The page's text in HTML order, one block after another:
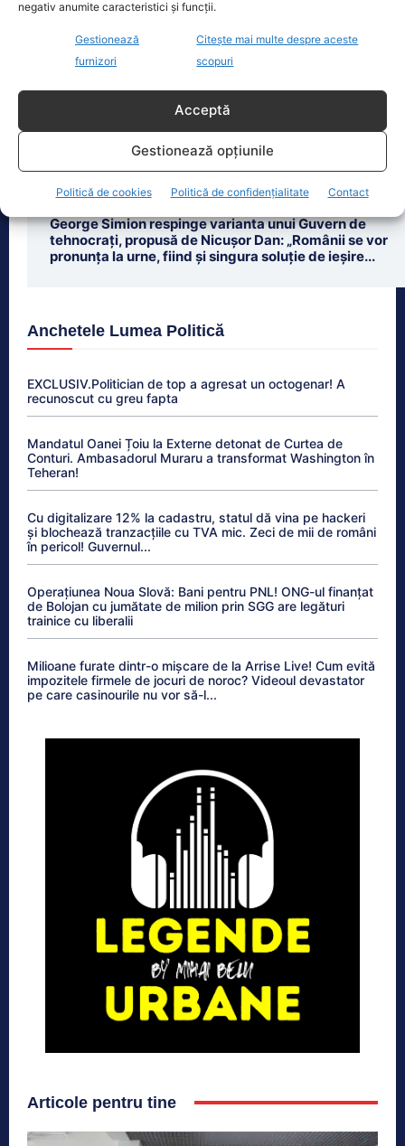
negativ anumite caracteristici și funcții.
Gestionează
furnizori
Citește mai multe despre aceste
scopuri
Acceptă
Gestionează opțiunile
Politică de cookies Politică de confidențialitate Contact
Ultimele știri
Veterinar reținut pentru uciderea ilegală a câinilor.
Fiul primarului din Berchișești ar fi eutanasiat sute
Românii susțin apartenența la UE, dar sunt
preocupați de inflație. Calitatea vieții, sub media
George Simion respinge varianta unui Guvern de
tehnocrați, propusă de Nicușor Dan: „Românii se vor
pronunța la urne, fiind și singura soluție de ieșire...
Anchetele Lumea Politică
EXCLUSIV.Politician de top a agresat un octogenar! A
recunoscut cu greu fapta
Mandatul Oanei Țoiu la Externe detonat de Curtea de
Conturi. Ambasadorul Muraru a transformat Washington în
Teheran!
Cu digitalizare 12% la cadastru, statul dă vina pe hackeri
și blochează tranzacțiile cu TVA mic. Zeci de mii de români
în pericol! Guvernul...
Operațiunea Noua Slovă: Bani pentru PNL! ONG-ul finanțat
de Bolojan cu jumătate de milion prin SGG are legături
trainice cu liberalii
Milioane furate dintr-o mișcare de la Arrise Live! Cum evită
impozitele firmele de jocuri de noroc? Videoul devastator
pe care casinourile nu vor să-l...
Articole pentru tine